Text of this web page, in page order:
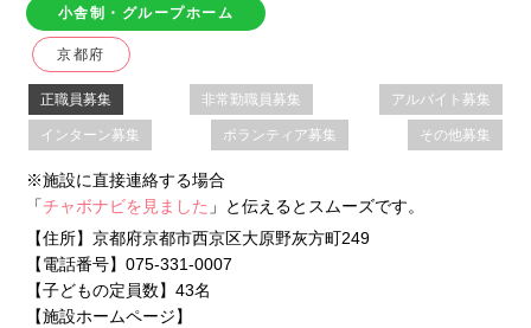
小舎制・グループホーム
京都府
正職員募集 非常勤職員募集 アルバイト募集
インターン募集 ボランティア募集 その他募集
※施設に直接連絡する場合
「チャボナビを見ました 」と伝えるとスムーズです。
【住所】京都府京都市西京区大原野灰方町249
【電話番号】075-331-0007
【子どもの定員数】43名
【施設ホームページ】